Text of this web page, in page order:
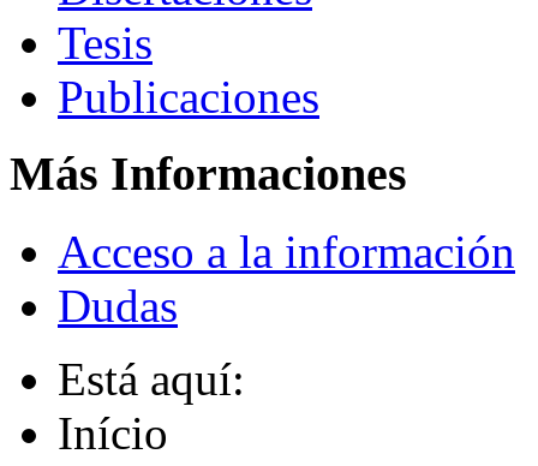
Tesis
Publicaciones
Más Informaciones
Acceso a la información
Dudas
Está aquí:
Início